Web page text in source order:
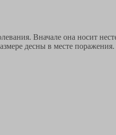
Вначале она носит
десны в месте